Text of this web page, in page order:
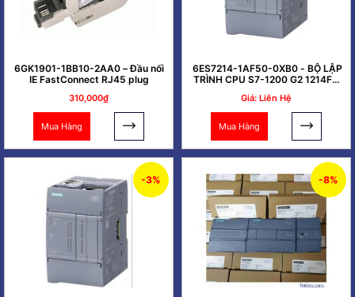
6GK1901-1BB10-2AA0 – Đầu nối
IE FastConnect RJ45 plug
310,000₫
Mua Hàng
6ES7214-1AF50-0XB0 - BỘ LẬP
TRÌNH CPU S7-1200 G2 1214FC
Giá: Liên Hệ
Mua Hàng
-3% -8%